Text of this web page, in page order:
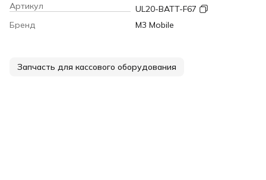
Артикул
UL20-BATT-F67
Бренд
M3 Mobile
Запчасть для кассового оборудования